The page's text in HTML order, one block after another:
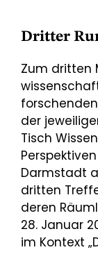
Dritter
Zum dritten
der
Tisch
Darmstadt
dritten
deren
28. Januar
im Kontext